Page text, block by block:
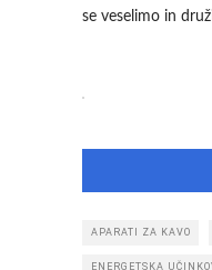
se veselimo in
APARATI ZA KAVO
ENERGETSKA